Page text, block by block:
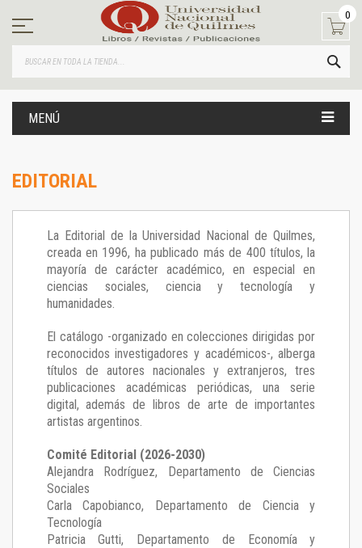
contenido
0
MENÚ
EDITORIAL
La Editorial de la Universidad Nacional de Quilmes,
creada en 1996, ha publicado más de 400 títulos, la
mayoría de carácter académico, en especial en
ciencias sociales, ciencia y tecnología y
humanidades.
El catálogo -organizado en colecciones dirigidas por
reconocidos investigadores y académicos-, alberga
títulos de autores nacionales y extranjeros, tres
publicaciones académicas periódicas, una serie
digital, además de libros de arte de importantes
artistas argentinos.
Comité Editorial (2026-2030)
Alejandra Rodríguez, Departamento de Ciencias
Sociales
Carla Capobianco, Departamento de Ciencia y
Tecnología
Patricia Gutti, Departamento de Economía y